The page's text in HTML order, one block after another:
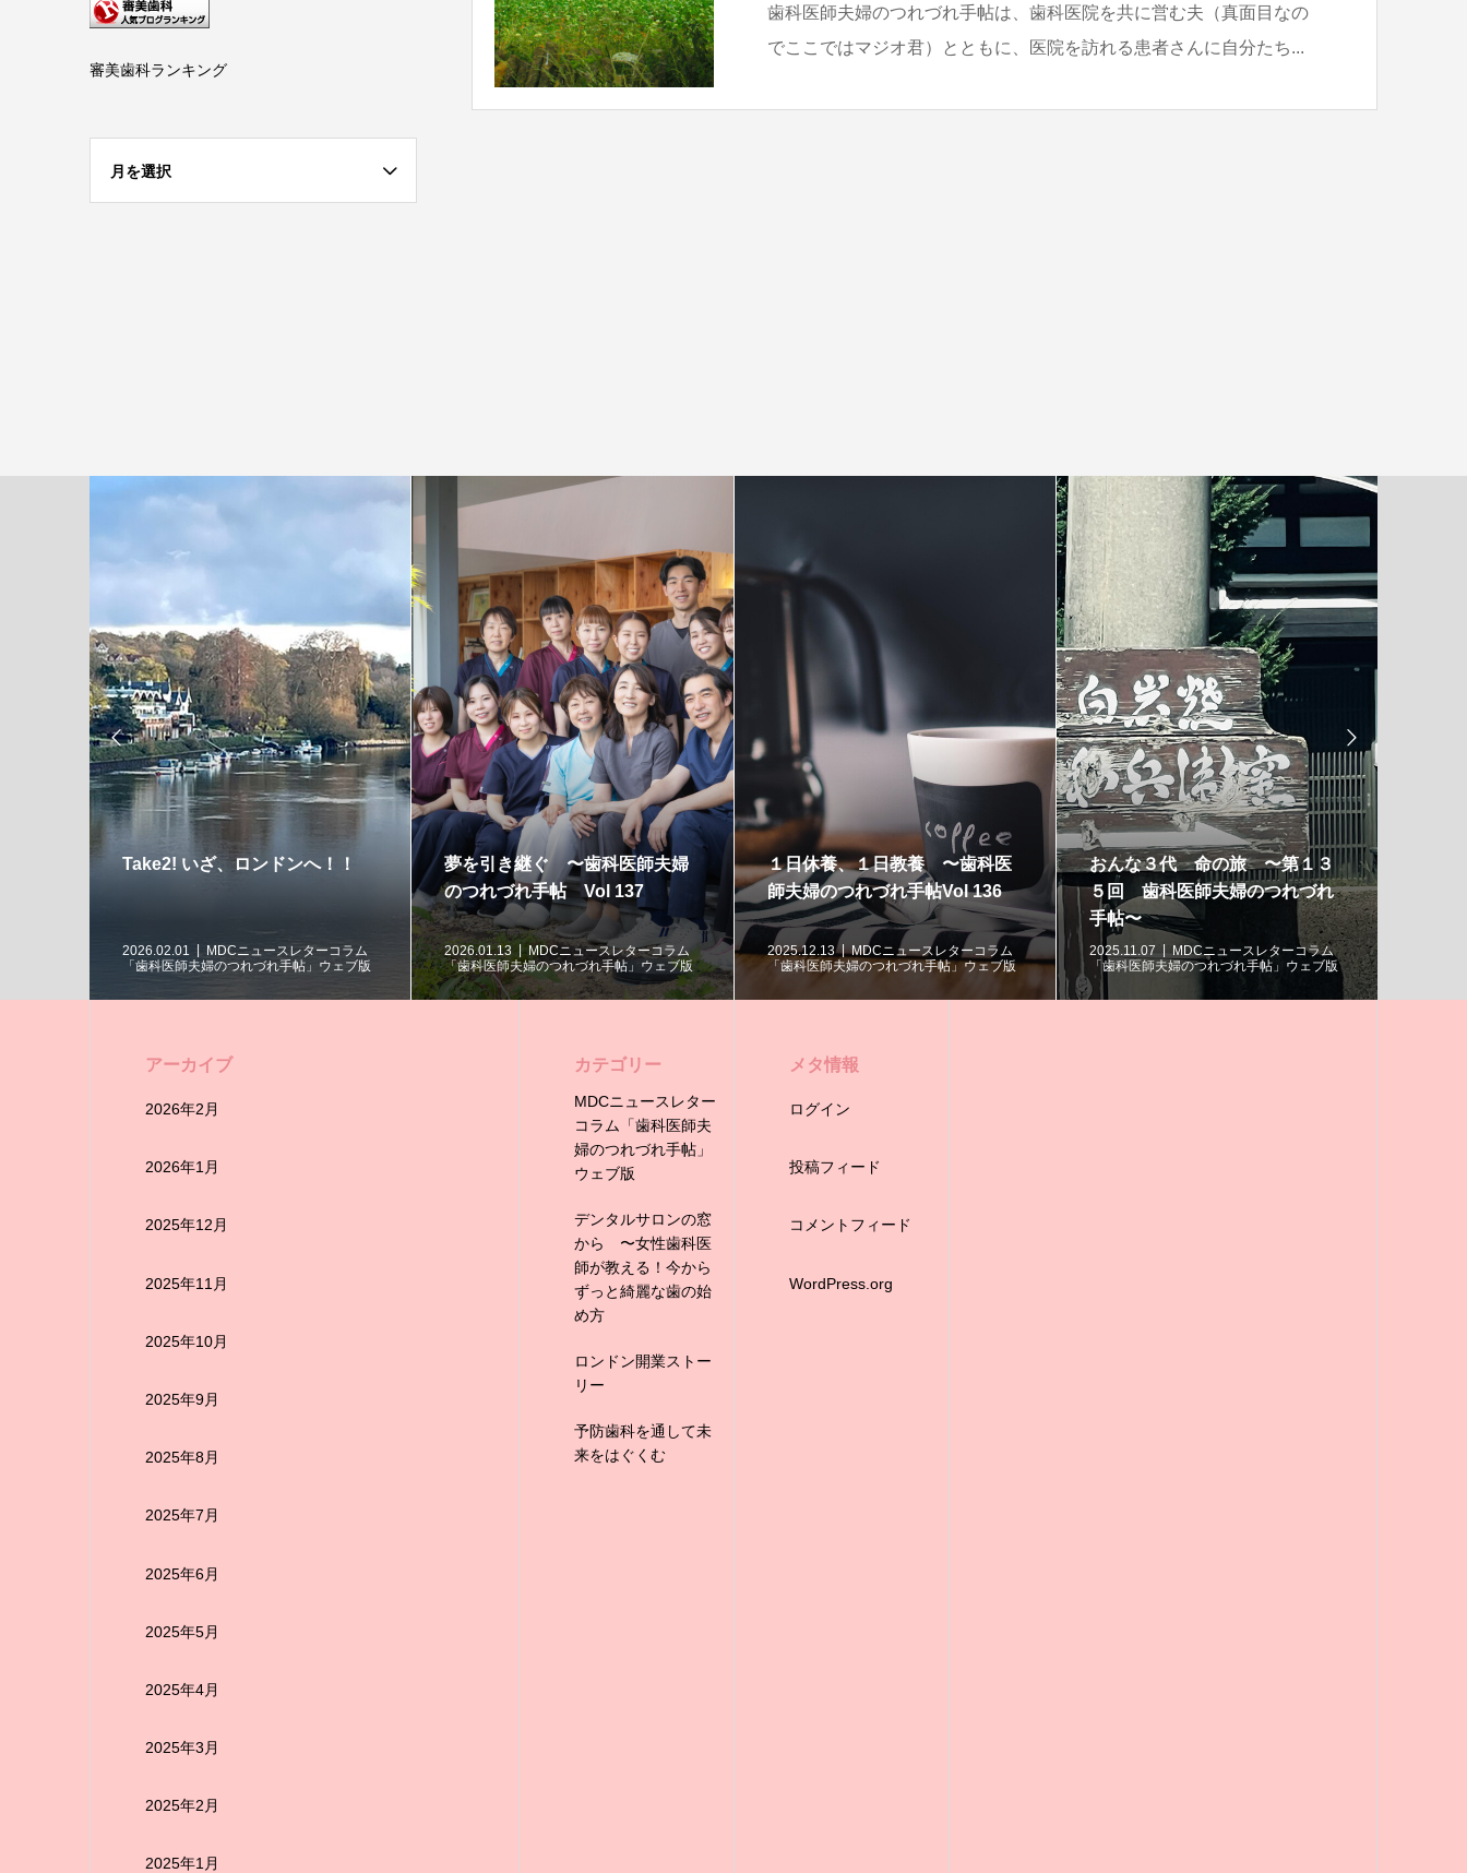
歯科医師夫婦のつれづれ手帖は、歯科医院を共に営む夫（真面目なの
でここではマジオ君）とともに、医院を訪れる患者さんに自分たち...
審美歯科ランキング
月を選択

Take2! いざ、ロンドンへ！！
2026.02.01
MDCニュースレターコラム
「歯科医師夫婦のつれづれ手帖」ウェブ版
夢を引き継ぐ 〜歯科医師夫婦
のつれづれ手帖 Vol 137
2026.01.13
MDCニュースレターコラム
「歯科医師夫婦のつれづれ手帖」ウェブ版
１日休養、１日教養 〜歯科医
師夫婦のつれづれ手帖Vol 136
2025.12.13
MDCニュースレターコラム
「歯科医師夫婦のつれづれ手帖」ウェブ版
おんな３代 命の旅 〜第１３
５回 歯科医師夫婦のつれづれ
手帖〜
2025.11.07
MDCニュースレターコラム
「歯科医師夫婦のつれづれ手帖」ウェブ版

アーカイブ
2026年2月
2026年1月
2025年12月
2025年11月
2025年10月
2025年9月
2025年8月
2025年7月
2025年6月
2025年5月
2025年4月
2025年3月
2025年2月
2025年1月
カテゴリー
MDCニュースレター
コラム「歯科医師夫
婦のつれづれ手帖」
ウェブ版
デンタルサロンの窓
から 〜女性歯科医
師が教える！今から
ずっと綺麗な歯の始
め方
ロンドン開業ストー
リー
予防歯科を通して未
来をはぐくむ
メタ情報
ログイン
投稿フィード
コメントフィード
WordPress.org